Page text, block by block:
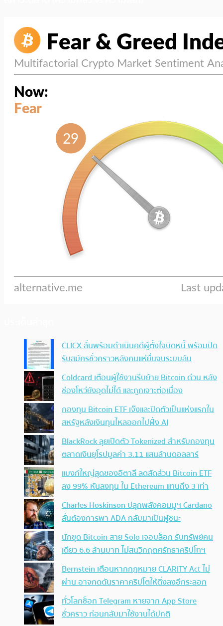
CLICX ลั่นพร้อมดำเนินคดีผู้ตั้งใจบิดหนี้ พร้อมปิด
รับสมัครชั่วคราวหลังคนแห่ยื่นจนระบบล้น
Coldcard เตือนผู้ใช้งานรีบย้าย Bitcoin ด่วน หลัง
ช่องโหว่ยังอุดไม่ได้ และถูกเจาะต่อเนื่อง
กองทุน Bitcoin ETF เจ๊งและปิดตัวเป็นแห่งแรกใน
สหรัฐหลังเงินทุนไหลออกไปฝั่ง AI
BlackRock ลุยเปิดตัว Tokenized สำหรับกองทุน
ตลาดเงินยุโรปมูลค่า 3.11 แสนล้านดอลลาร์
แบงก์ใหญ่สุดของอิตาลี ลดสัดส่วน Bitcoin ETF
ลง 99% หันลงทุน ใน Ethereum แทนถึง 3 เท่า
Charles Hoskinson ปลุกพลังคอมมูฯ Cardano
ลั่นต้องการพา ADA กลับมาเป็นผู้ชนะ
นักขุด Bitcoin สาย Solo เจอบล็อก รับทรัพย์คน
เดียว 6.6 ล้านบาท ไม่สนวิกฤตศรัทธาคริปโทฯ
Bernstein เตือนหากกฎหมาย CLARITY Act ไม่
ผ่าน อาจกดดันราคาคริปโตให้ดิ่งลงอีกระลอก
ทั่วโลกช็อก Telegram หายจาก App Store
ชั่วคราว ก่อนกลับมาใช้งานได้ปกติ